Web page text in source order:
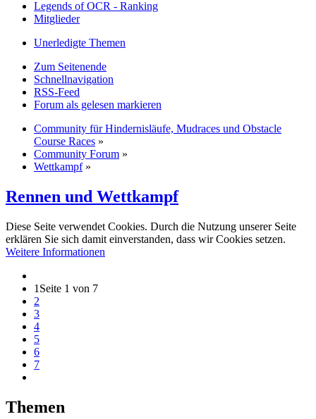
Legends of OCR - Ranking
Mitglieder
Unerledigte Themen
Zum Seitenende
Schnellnavigation
RSS-Feed
Forum als gelesen markieren
Community für Hindernisläufe, Mudraces und Obstacle
Course Races »
Community Forum »
Wettkampf »
Rennen und Wettkampf
Diese Seite verwendet Cookies. Durch die Nutzung unserer Seite
erklären Sie sich damit einverstanden, dass wir Cookies setzen.
Weitere Informationen